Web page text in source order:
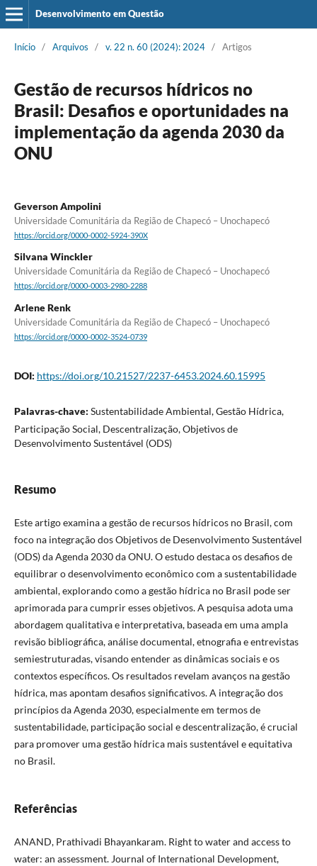
Desenvolvimento em Questão
Início / Arquivos / v. 22 n. 60 (2024): 2024 / Artigos
Gestão de recursos hídricos no
Brasil: Desafios e oportunidades na
implementação da agenda 2030 da
ONU
Geverson Ampolini
Universidade Comunitária da Região de Chapecó – Unochapecó
https://orcid.org/0000-0002-5924-390X
Silvana Winckler
Universidade Comunitária da Região de Chapecó – Unochapecó
https://orcid.org/0000-0003-2980-2288
Arlene Renk
Universidade Comunitária da Região de Chapecó – Unochapecó
https://orcid.org/0000-0002-3524-0739
DOI: https://doi.org/10.21527/2237-6453.2024.60.15995
Palavras-chave: Sustentabilidade Ambiental, Gestão Hídrica,
Participação Social, Descentralização, Objetivos de
Desenvolvimento Sustentável (ODS)
Resumo
Este artigo examina a gestão de recursos hídricos no Brasil, com
foco na integração dos Objetivos de Desenvolvimento Sustentável
(ODS) da Agenda 2030 da ONU. O estudo destaca os desafios de
equilibrar o desenvolvimento econômico com a sustentabilidade
ambiental, explorando como a gestão hídrica no Brasil pode ser
aprimorada para cumprir esses objetivos. A pesquisa adota uma
abordagem qualitativa e interpretativa, baseada em uma ampla
revisão bibliográfica, análise documental, etnografia e entrevistas
semiestruturadas, visando entender as dinâmicas sociais e os
contextos específicos. Os resultados revelam avanços na gestão
hídrica, mas apontam desafios significativos. A integração dos
princípios da Agenda 2030, especialmente em termos de
sustentabilidade, participação social e descentralização, é crucial
para promover uma gestão hídrica mais sustentável e equitativa
no Brasil.
Referências
ANAND, Prathivadi Bhayankaram. Right to water and access to
water: an assessment. Journal of International Development,